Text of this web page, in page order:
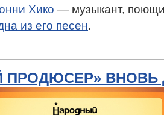
Хико — музыкант,
из его песен.
ПРОДЮСЕР» ВНОВЬ